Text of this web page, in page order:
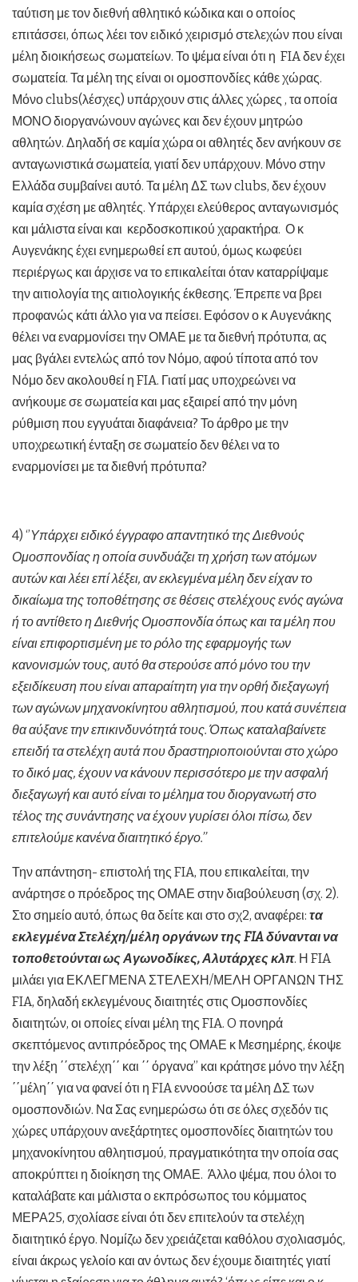
ταύτιση με τον διεθνή αθλητικό κώδικα και ο οποίος
επιτάσσει, όπως λέει τον ειδικό χειρισμό στελεχών που είναι
μέλη διοικήσεως σωματείων. Το ψέμα είναι ότι η FIA δεν έχει
σωματεία. Τα μέλη της είναι οι ομοσπονδίες κάθε χώρας.
Μόνο clubs(λέσχες) υπάρχουν στις άλλες χώρες , τα οποία
ΜΟΝΟ διοργανώνουν αγώνες και δεν έχουν μητρώο
αθλητών. Δηλαδή σε καμία χώρα οι αθλητές δεν ανήκουν σε
ανταγωνιστικά σωματεία, γιατί δεν υπάρχουν. Μόνο στην
Ελλάδα συμβαίνει αυτό. Τα μέλη ΔΣ των clubs, δεν έχουν
καμία σχέση με αθλητές. Υπάρχει ελεύθερος ανταγωνισμός
και μάλιστα είναι και κερδοσκοπικού χαρακτήρα. Ο κ
Αυγενάκης έχει ενημερωθεί επ αυτού, όμως κωφεύει
περιέργως και άρχισε να το επικαλείται όταν καταρρίψαμε
την αιτιολογία της αιτιολογικής έκθεσης. Έπρεπε να βρει
προφανώς κάτι άλλο για να πείσει. Εφόσον ο κ Αυγενάκης
θέλει να εναρμονίσει την ΟΜΑΕ με τα διεθνή πρότυπα, ας
μας βγάλει εντελώς από τον Νόμο, αφού τίποτα από τον
Νόμο δεν ακολουθεί η FIA. Γιατί μας υποχρεώνει να
ανήκουμε σε σωματεία και μας εξαιρεί από την μόνη
ρύθμιση που εγγυάται διαφάνεια? Το άρθρο με την
υποχρεωτική ένταξη σε σωματείο δεν θέλει να το
εναρμονίσει με τα διεθνή πρότυπα?
4) ‘’Υπάρχει ειδικό έγγραφο απαντητικό της Διεθνούς
Ομοσπονδίας η οποία συνδυάζει τη χρήση των ατόμων
αυτών και λέει επί λέξει, αν εκλεγμένα μέλη δεν είχαν το
δικαίωμα της τοποθέτησης σε θέσεις στελέχους ενός αγώνα
ή το αντίθετο η Διεθνής Ομοσπονδία όπως και τα μέλη που
είναι επιφορτισμένη με το ρόλο της εφαρμογής των
κανονισμών τους, αυτό θα στερούσε από μόνο του την
εξειδίκευση που είναι απαραίτητη για την ορθή διεξαγωγή
των αγώνων μηχανοκίνητου αθλητισμού, που κατά συνέπεια
θα αύξανε την επικινδυνότητά τους. Όπως καταλαβαίνετε
επειδή τα στελέχη αυτά που δραστηριοποιούνται στο χώρο
το δικό μας, έχουν να κάνουν περισσότερο με την ασφαλή
διεξαγωγή και αυτό είναι το μέλημα του διοργανωτή στο
τέλος της συνάντησης να έχουν γυρίσει όλοι πίσω, δεν
επιτελούμε κανένα διαιτητικό έργο.’’
Την απάντηση- επιστολή της FIA, που επικαλείται, την
ανάρτησε ο πρόεδρος της ΟΜΑΕ στην διαβούλευση (σχ. 2).
Στο σημείο αυτό, όπως θα δείτε και στο σχ2, αναφέρει: τα
εκλεγμένα Στελέχη/μέλη οργάνων τηςFIAδύνανται να
τοποθετούνται ως Αγωνοδίκες, Αλυτάρχες κλπ. Η FIA
μιλάει για ΕΚΛΕΓΜΕΝΑ ΣΤΕΛΕΧΗ/ΜΕΛΗ ΟΡΓΑΝΩΝ ΤΗΣ
FIA, δηλαδή εκλεγμένους διαιτητές στις Ομοσπονδίες
διαιτητών, οι οποίες είναι μέλη της FIA. O πονηρά
σκεπτόμενος αντιπρόεδρος της ΟΜΑΕ κ Μεσημέρης, έκοψε
την λέξη ΄΄στελέχη΄΄ και ΄΄ όργανα’’ και κράτησε μόνο την λέξη
΄΄μέλη΄΄ για να φανεί ότι η FIA εννοούσε τα μέλη ΔΣ των
ομοσπονδιών. Να Σας ενημερώσω ότι σε όλες σχεδόν τις
χώρες υπάρχουν ανεξάρτητες ομοσπονδίες διαιτητών του
μηχανοκίνητου αθλητισμού, πραγματικότητα την οποία σας
αποκρύπτει η διοίκηση της ΟΜΑΕ. Άλλο ψέμα, που όλοι το
καταλάβατε και μάλιστα ο εκπρόσωπος του κόμματος
ΜΕΡΑ25, σχολίασε είναι ότι δεν επιτελούν τα στελέχη
διαιτητικό έργο. Νομίζω δεν χρειάζεται καθόλου σχολιασμός,
είναι άκρως γελοίο και αν όντως δεν έχουμε διαιτητές γιατί